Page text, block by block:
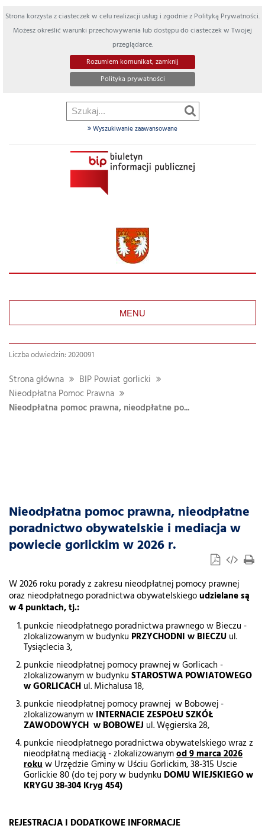
Strona korzysta z ciasteczek w celu realizacji usług i zgodnie z Polityką Prywatności.
Możesz określić warunki przechowywania lub dostępu do ciasteczek w Twojej
przeglądarce.
Rozumiem komunikat, zamknij
Polityka prywatności
Wyszukiwanie zaawansowane
MENU
Liczba odwiedzin: 2020091
Strona główna
BIP Powiat gorlicki
Nieodpłatna Pomoc Prawna
Nieodpłatna pomoc prawna, nieodpłatne po...
Nieodpłatna pomoc prawna, nieodpłatne
poradnictwo obywatelskie i mediacja w
powiecie gorlickim w 2026 r.
W 2026 roku porady z zakresu nieodpłatnej pomocy prawnej
oraz nieodpłatnego poradnictwa obywatelskiegoudzielane są
w 4 punktach, tj.:
punkcie nieodpłatnego poradnictwa prawnego w Bieczu -
zlokalizowanym w budynku PRZYCHODNI w BIECZU ul.
Tysiąclecia 3,
punkcie nieodpłatnej pomocy prawnej w Gorlicach -
zlokalizowanym w budynku STAROSTWA POWIATOWEGO
w GORLICACH ul. Michalusa 18,
punkcie nieodpłatnej pomocy prawnej w Bobowej -
zlokalizowanym w INTERNACIE ZESPOŁU SZKÓŁ
ZAWODOWYCH w BOBOWEJ ul. Węgierska 28,
punkcie nieodpłatnego poradnictwa obywatelskiego wraz z
nieodpłatną mediacją - zlokalizowanymod 9 marca 2026
rokuw Urzędzie Gminy w Uściu Gorlickim, 38-315 Uscie
Gorlickie 80 (do tej pory w budynku DOMU WIEJSKIEGO w
KRYGU 38-304 Kryg 454)
REJESTRACJA I DODATKOWE INFORMACJE